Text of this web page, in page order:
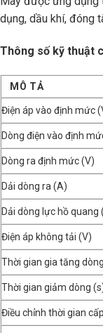
dụng, dầu khí, đóng
Thông số kỹ thuật
MÔ TẢ
Điện áp vào định mức
Dòng điện vào định
Dòng ra định mức (V)
Dải dòng ra (A)
Dải dòng lực hồ quang
Điện áp không tải (V)
Thời gian gia tăng
Thời gian giảm dòng
Điều chỉnh thời gian